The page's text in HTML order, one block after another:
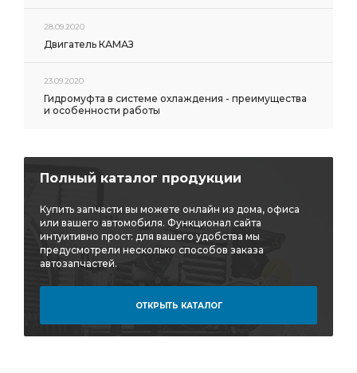
28.09.2020
Двигатель КАМАЗ
23.09.2020
Гидромуфта в системе охлаждения - преимущества
и особенности работы
Полный каталог продукции
Купить запчасти вы можете онлайн из дома, офиса
или вашего автомобиля. Функционал сайта
интуитивно прост: для вашего удобства мы
предусмотрели несколько способов заказа
автозапчастей.
ОТКРЫТЬ КАТАЛОГ